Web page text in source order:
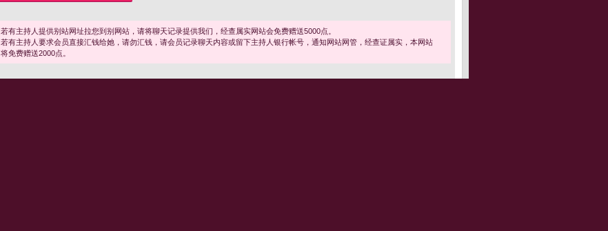
若有主持人提供别站网址拉您到别网站，请将聊天记录提供我们，经查属实网站会免费赠送5000点。
若有主持人要求会员直接汇钱给她，请勿汇钱，请会员记录聊天内容或留下主持人银行帐号，通知网站网管，经查证属实，本网站
将免费赠送2000点。